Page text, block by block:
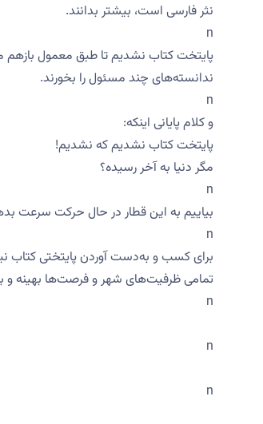
نثر فارسی است، بیشتر بدانند.
n
پایتخت کتاب نشدیم تا طبق معمول
ندانسته‌های چند مسئول را بخورند.
n
و کلام پایانی اینکه:
پایتخت کتاب نشدیم که نشدیم!
مگر دنیا به آخر رسیده؟
n
بیاییم به این قطار در حال حرکت سرعت
n
برای کسب و به‌دست آوردن پایتختی کتاب
تمامی ظرفیت‌های شهر و فرصت‌ها بهینه و
n
n
n